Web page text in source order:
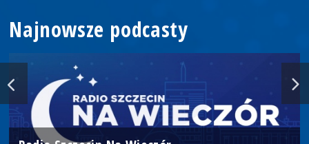
Najnowsze podcasty